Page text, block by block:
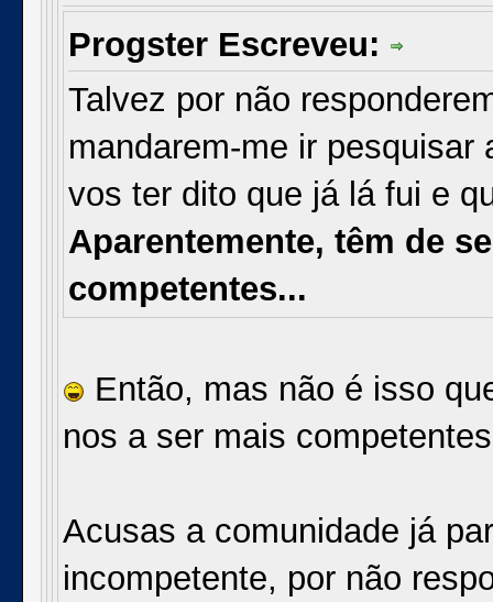
Progster Escreveu:
Talvez por não
mandarem-me ir pesquisar
vos ter dito que já lá fui e
Aparentemente, têm de
competentes...
Então, mas não é isso
nos a ser mais
Acusas a comunidade já
incompetente, por não